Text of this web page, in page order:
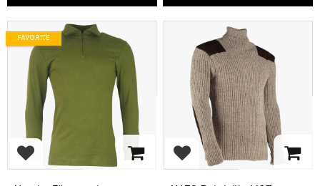
Add to favorites
FAVORITE
Add to favorites